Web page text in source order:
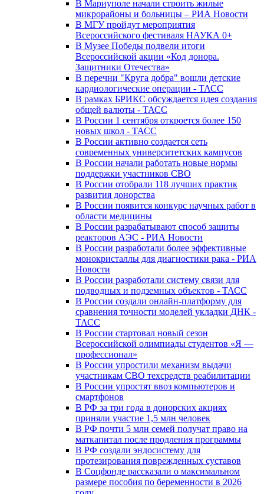
В Мариуполе начали строить жилые
микрорайоны и больницы – РИА Новости
В МГУ пройдут мероприятия
Всероссийского фестиваля НАУКА 0+
В Музее Победы подвели итоги
Всероссийской акции «Код донора.
Защитники Отечества»
В перечни "Круга добра" вошли детские
кардиологические операции - ТАСС
В рамках БРИКС обсуждается идея создания
общей валюты - ТАСС
В России 1 сентября откроется более 150
новых школ - ТАСС
В России активно создается сеть
современных университетских кампусов
В России начали работать новые нормы
поддержки участников СВО
В России отобрали 118 лучших практик
развития донорства
В России появится конкурс научных работ в
области медицины
В России разрабатывают способ защиты
реакторов АЭС - РИА Новости
В России разработали более эффективные
монокристаллы для диагностики рака - РИА
Новости
В России разработали систему связи для
подводных и подземных объектов - ТАСС
В России создали онлайн-платформу для
сравнения точности моделей укладки ДНК -
ТАСС
В России стартовал новый сезон
Всероссийской олимпиады студентов «Я —
профессионал»
В России упростили механизм выдачи
участникам СВО техсредств реабилитации
В России упростят ввоз компьютеров и
смартфонов
В РФ за три года в донорских акциях
приняли участие 1,5 млн человек
В РФ почти 5 млн семей получат право на
маткапитал после продления программы
В РФ создали эндосистему для
протезирования поврежденных суставов
В Соцфонде рассказали о максимальном
размере пособия по беременности в 2026